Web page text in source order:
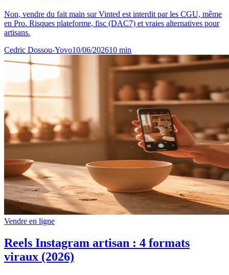
Non, vendre du fait main sur Vinted est interdit par les CGU, même
en Pro. Risques plateforme, fisc (DAC7) et vraies alternatives pour
artisans.
Cedric Dossou-Yovo10/06/202610 min
Vendre en ligne
Reels Instagram artisan : 4 formats
viraux (2026)